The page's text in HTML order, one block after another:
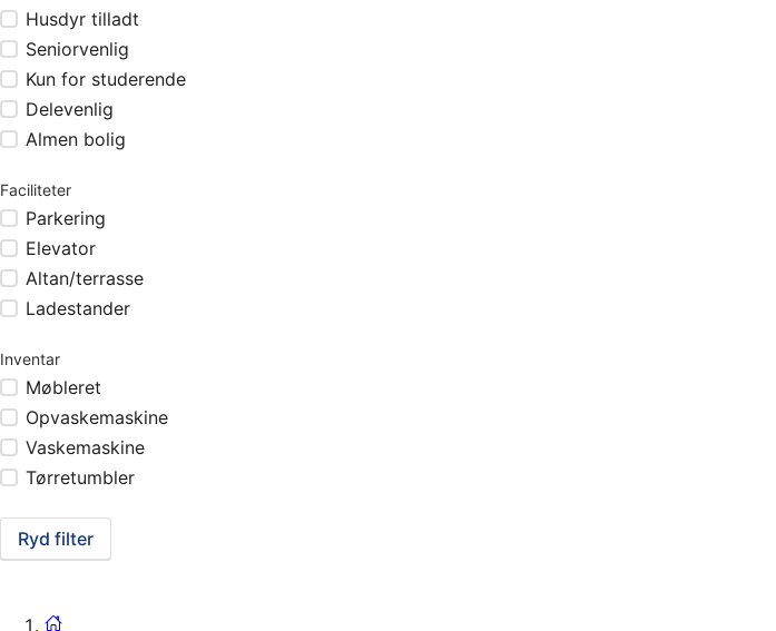
Husdyr tilladt
Seniorvenlig
Kun for studerende
Delevenlig
Almen bolig
Faciliteter
Parkering
Elevator
Altan/terrasse
Ladestander
Inventar
Møbleret
Opvaskemaskine
Vaskemaskine
Tørretumbler
Ryd filter